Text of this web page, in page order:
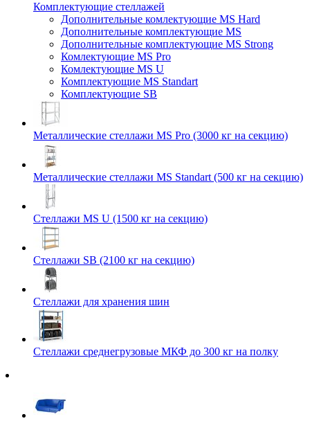
Комплектующие стеллажей
Дополнительные комлектующие MS Hard
Дополнительные комплектующие MS
Дополнительные комплектующие MS Strong
Комлектующие MS Pro
Комлектующие MS U
Комплектующие MS Standart
Комплектующие SB
Металлические стеллажи MS Pro (3000 кг на секцию)
Металлические стеллажи MS Standart (500 кг на секцию)
Стеллажи MS U (1500 кг на секцию)
Стеллажи SB (2100 кг на секцию)
Стеллажи для хранения шин
Стеллажи среднегрузовые МКФ до 300 кг на полку